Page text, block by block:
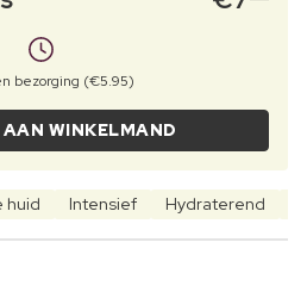
bezorging (€5.95)
AAN WINKELMAND
huid Intensief Hydraterend